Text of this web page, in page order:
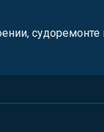
судоремонте